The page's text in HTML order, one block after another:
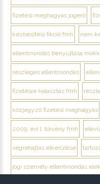
fizetési meghagyás jogerő
kézbesítési fikció fmh nem
ellentmondás benyújtása mokk
részleges ellentmondás
fizetésre halasztás fmh
közjegyző fizetési meghagyás
2009. évi l. törvény fmh
végrehajtás elkerülése
jogi személy ellentmondás